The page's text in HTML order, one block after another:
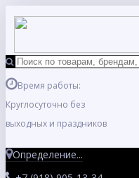
Время работы:
Круглосуточно без
выходных и праздников
Определение...